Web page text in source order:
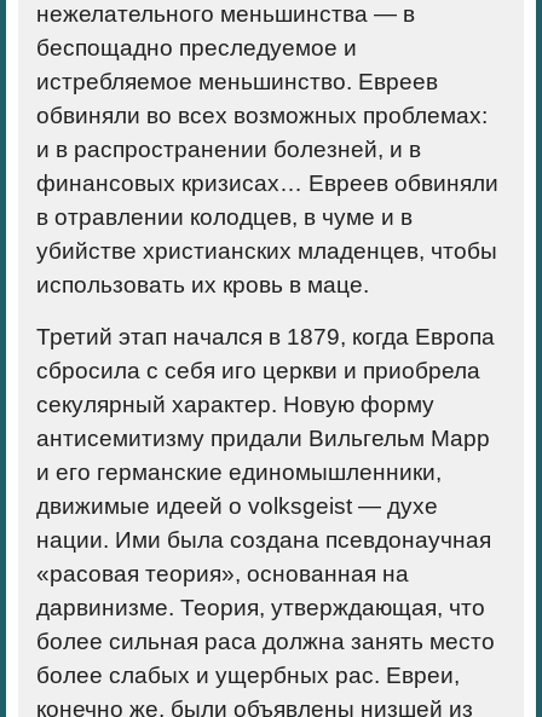
нежелательного меньшинства — в
беспощадно преследуемое и
истребляемое меньшинство. Евреев
обвиняли во всех возможных проблемах:
и в распространении болезней, и в
финансовых кризисах… Евреев обвиняли
в отравлении колодцев, в чуме и в
убийстве христианских младенцев, чтобы
использовать их кровь в маце.
Третий этап начался в 1879, когда Европа
сбросила с себя иго церкви и приобрела
секулярный характер. Новую форму
антисемитизму придали Вильгельм Марр
и его германские единомышленники,
движимые идеей о volksgeist — духе
нации. Ими была создана псевдонаучная
«расовая теория», основанная на
дарвинизме. Теория, утверждающая, что
более сильная раса должна занять место
более слабых и ущербных рас. Евреи,
конечно же, были объявлены низшей из